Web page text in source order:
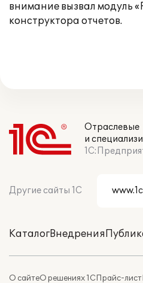
внимание вызвал модуль
конструктора отчетов.
Отраслевые
и
Другие сайты 1С
КаталогВнедрения
О сайтеО решениях 1СПрайс-лист